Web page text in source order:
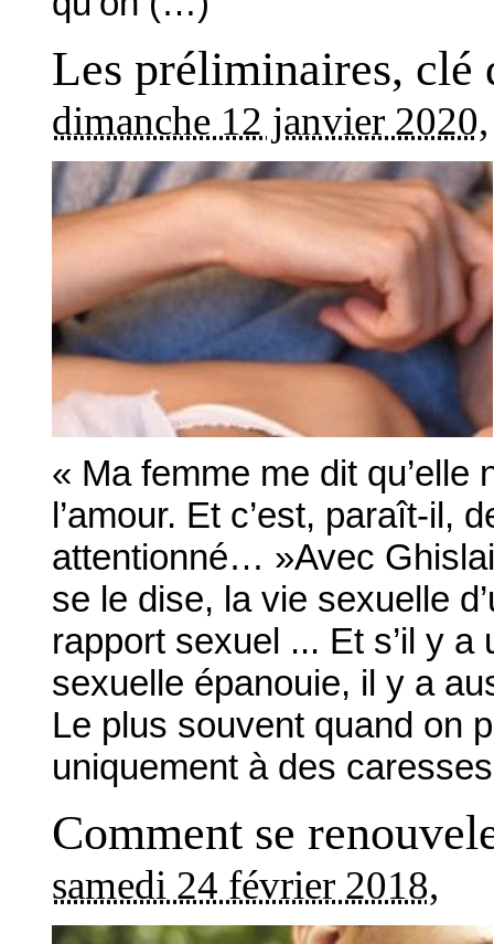
Les préliminaires, clé
dimanche 12 janvier 2020,
« Ma femme me dit qu’elle
l’amour. Et c’est, paraît-il,
attentionné… »Avec
se le dise, la vie sexuelle
rapport sexuel ... Et s’il y
sexuelle épanouie, il y a
Le plus souvent quand on
uniquement à des
Comment se
samedi 24 février 2018,